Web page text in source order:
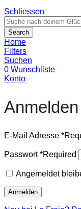
Schliessen
Search
Home
Filters
Suchen
0 Wunschliste
Konto
Anmelden
E-Mail Adresse *
Passwort*Required
Angemeldet
Anmelden